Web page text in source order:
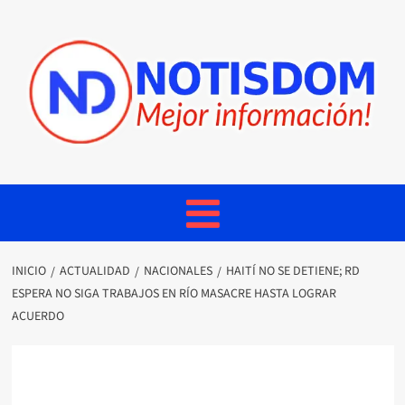
INICIO ACTUALIDAD NACIONALES
HAITÍ NO SE DETIENE; RD
ESPERA NO SIGA TRABAJOS EN RÍO MASACRE HASTA LOGRAR
ACUERDO